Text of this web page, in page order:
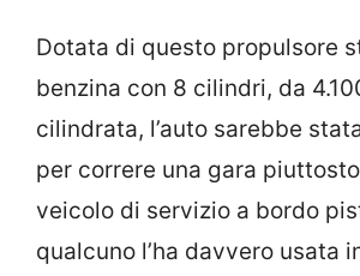
Dotata di questo propulsore
benzina con 8 cilindri, da
cilindrata, l’auto sarebbe
per correre una gara
veicolo di servizio a bordo
qualcuno l’ha davvero usata